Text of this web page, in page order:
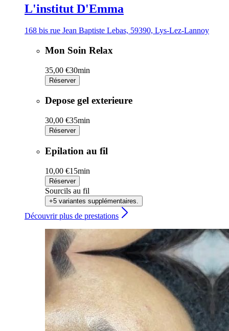
L'institut D'Emma
168 bis rue Jean Baptiste Lebas, 59390, Lys-Lez-Lannoy
Mon Soin Relax
35,00 €30min
Réserver
Depose gel exterieure
30,00 €35min
Réserver
Epilation au fil
10,00 €15min
Réserver
Sourcils au fil
+5 variantes supplémentaires.
Découvrir plus de prestations